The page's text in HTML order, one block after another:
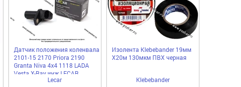
Датчик положения коленвала
2101-15 2170 Priora 2190
Granta Niva 4x4 1118 LADA
Vesta X-Ray инж LECAR
Lecar
Изолента Klebebander 19мм
Х20м 130мкм ПВХ черная
Klebebander